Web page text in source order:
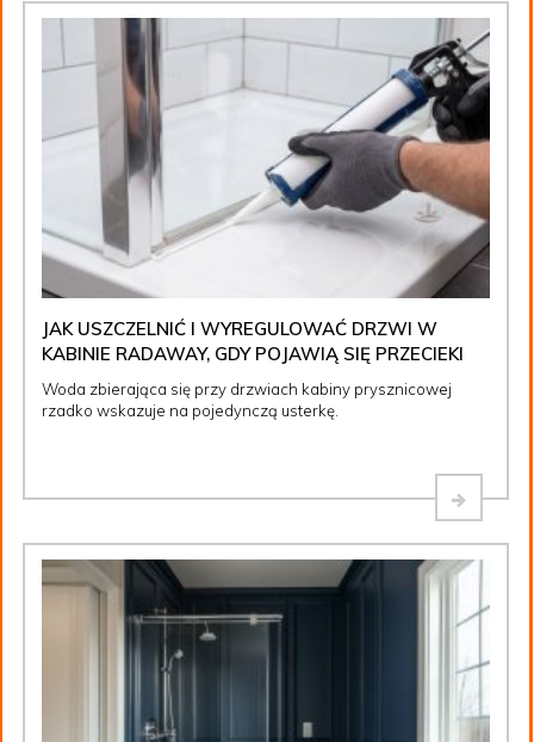
JAK USZCZELNIĆ I WYREGULOWAĆ DRZWI W
KABINIE RADAWAY, GDY POJAWIĄ SIĘ PRZECIEKI
Woda zbierająca się przy drzwiach kabiny prysznicowej
rzadko wskazuje na pojedynczą usterkę.